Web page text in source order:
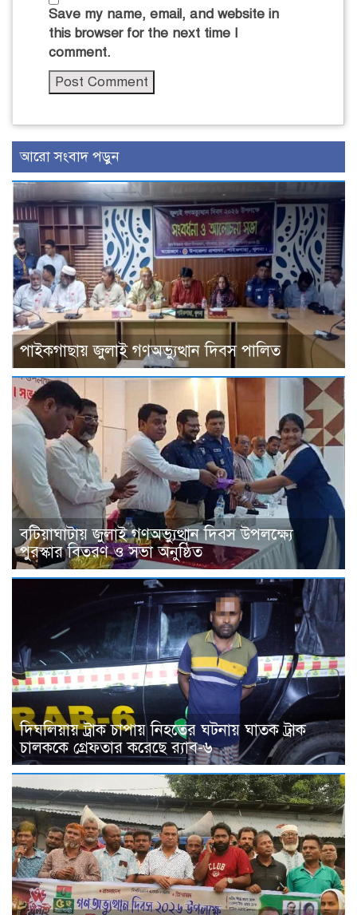
Save my name, email, and website in
this browser for the next time I
comment.
আরো সংবাদ পড়ুন
পাইকগাছায় জুলাই গণঅভ্যুত্থান দিবস পালিত
বটিয়াঘাটায় জুলাই গণঅভ্যুত্থান দিবস উপলক্ষ্যে
পুরস্কার বিতরণ ও সভা অনুষ্ঠিত
দিঘলিয়ায় ট্রাক চাপায় নিহতের ঘটনায় ঘাতক ট্রাক
চালককে গ্রেফতার করেছে র‍্যাব-৬